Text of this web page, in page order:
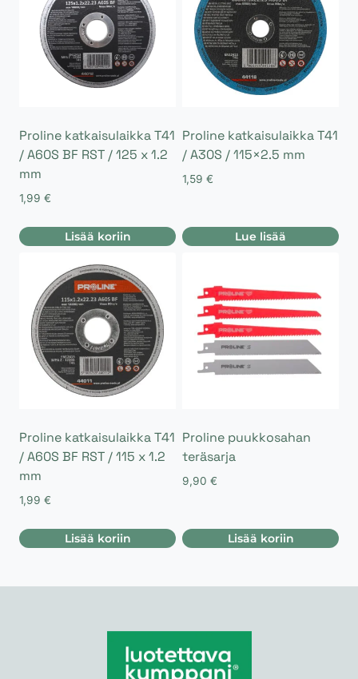
Proline katkaisulaikka T41
/ A60S BF RST / 125 x 1.2
mm
1,99 €
Lisää koriin
Proline katkaisulaikka T41
/ A30S / 115×2.5 mm
1,59 €
Lue lisää
Proline katkaisulaikka T41
/ A60S BF RST / 115 x 1.2
mm
1,99 €
Lisää koriin
Proline puukkosahan
teräsarja
9,90 €
Lisää koriin